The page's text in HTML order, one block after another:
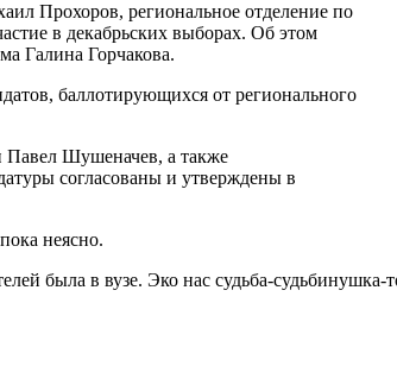
Прохоров, региональное отделение по
в декабрьских выборах. Об этом
Галина Горчакова.
баллотирующихся от регионального
Павел Шушеначев, а также
согласованы и утверждены в
неясно.
была в вузе. Эко нас судьба-судьбинушка-